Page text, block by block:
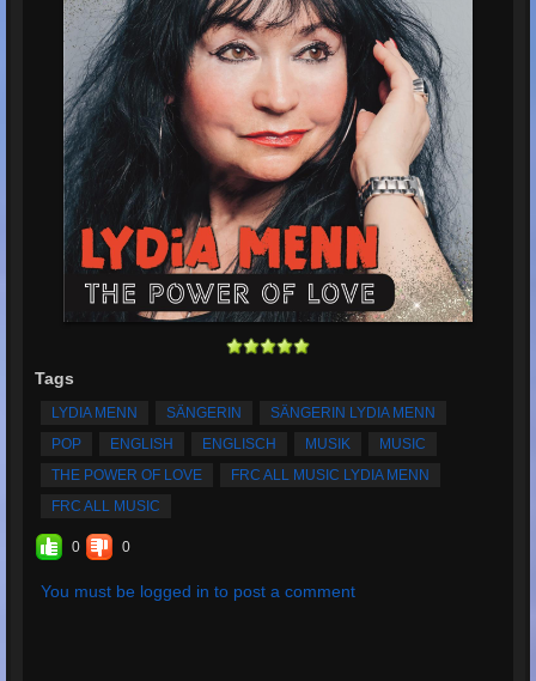
Tags
LYDIA MENN SÄNGERIN
SÄNGERIN LYDIA MENN
POP
ENGLISH ENGLISCH MUSIK
MUSIC
THE POWER OF LOVE
FRC ALL MUSIC LYDIA MENN
FRC ALL MUSIC
0 0
You must be logged in to post a comment